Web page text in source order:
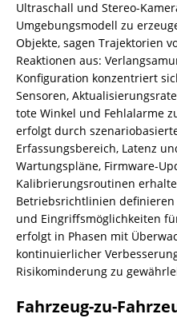
Ultraschall und Stereo-
Umgebungsmodell zu
Objekte, sagen Trajektorien
Reaktionen aus:
Konfiguration konzentriert
Sensoren,
tote Winkel und Fehlalarme
erfolgt durch
Erfassungsbereich, Latenz
Wartungspläne, Firmware-
Kalibrierungsroutinen
Betriebsrichtlinien
und Eingriffsmöglichkeiten
erfolgt in Phasen mit
kontinuierlicher
Risikominderung zu
Fahrzeug-zu-